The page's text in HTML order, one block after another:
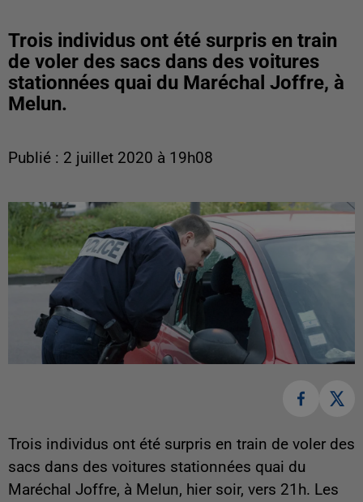
Trois individus ont été surpris en train
de voler des sacs dans des voitures
stationnées quai du Maréchal Joffre, à
Melun.
Publié : 2 juillet 2020 à 19h08
Trois individus ont été surpris en train de voler des
sacs dans des voitures stationnées quai du
Maréchal Joffre, à Melun, hier soir, vers 21h. Les